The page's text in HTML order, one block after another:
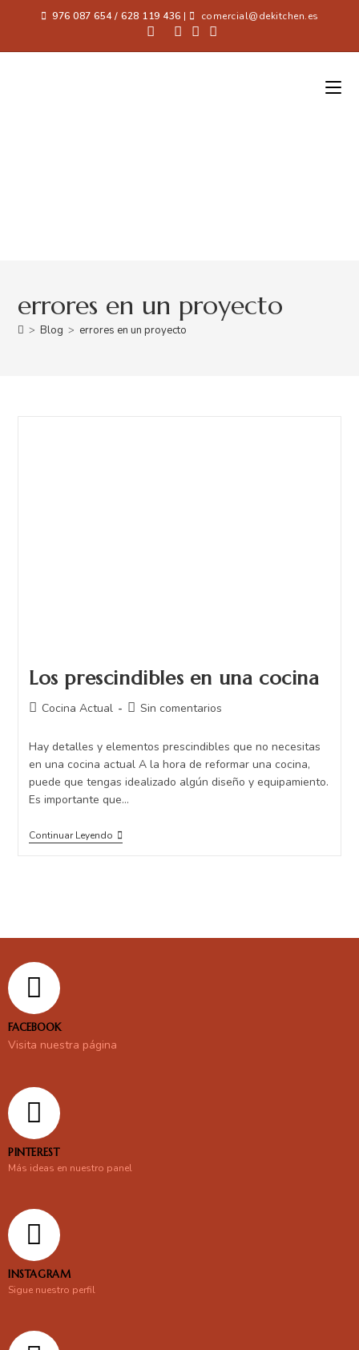
976 087 654 / 628 119 436 | comercial@dekitchen.es
errores en un proyecto
> Blog > errores en un proyecto
Los prescindibles en una cocina
Cocina Actual Sin comentarios
Hay detalles y elementos prescindibles que no necesitas
en una cocina actual A la hora de reformar una cocina,
puede que tengas idealizado algún diseño y equipamiento.
Es importante que…
Continuar Leyendo
FACEBOOK
Visita nuestra página
PINTEREST
Más ideas en nuestro panel
INSTAGRAM
Sigue nuestro perfil